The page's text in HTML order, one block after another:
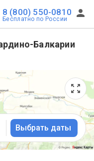
8 (800) 550-0810
Бесплатно по России
Балкарии
Выбрать даты